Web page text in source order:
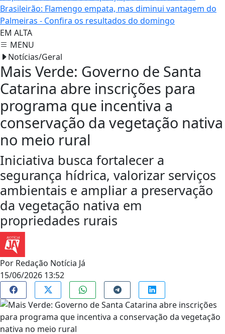
Brasileirão: Flamengo empata, mas diminui vantagem do
Palmeiras - Confira os resultados do domingo
EM ALTA
MENU
Notícias/Geral
Mais Verde: Governo de Santa
Catarina abre inscrições para
programa que incentiva a
conservação da vegetação nativa
no meio rural
Iniciativa busca fortalecer a
segurança hídrica, valorizar serviços
ambientais e ampliar a preservação
da vegetação nativa em
propriedades rurais
Por Redação Notícia Já
15/06/2026 13:52